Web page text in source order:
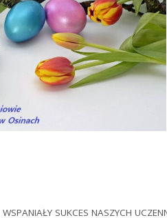
WSPANIAŁY SUKCES NASZYCH